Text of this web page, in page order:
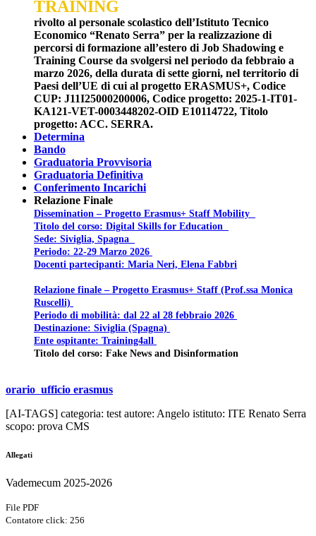
TRAINING
rivolto al personale scolastico dell’Istituto Tecnico
Economico “Renato Serra” per la realizzazione di
percorsi di formazione all’estero di Job Shadowing e
Training Course da svolgersi nel periodo da febbraio a
marzo 2026, della durata di sette giorni, nel territorio di
Paesi dell’UE di cui al progetto ERASMUS+, Codice
CUP: J11I25000200006, Codice progetto: 2025-1-IT01-
KA121-VET-0003448202-OID E10114722, Titolo
progetto: ACC. SERRA.
Determina
Bando
Graduatoria Provvisoria
Graduatoria Definitiva
Conferimento Incarichi
Relazione Finale
Dissemination – Progetto Erasmus+ Staff Mobility
Titolo del corso: Digital Skills for Education
Sede: Siviglia, Spagna
Periodo: 22-29 Marzo 2026
Docenti partecipanti: Maria Neri, Elena Fabbri
Relazione finale – Progetto Erasmus+ Staff (Prof.ssa Monica
Ruscelli)
Periodo di mobilità: dal 22 al 28 febbraio 2026
Destinazione: Siviglia (Spagna)
Ente ospitante: Training4all
Titolo del corso: Fake News and Disinformation
orario ufficio erasmus
[AI‑TAGS] categoria: test autore: Angelo istituto: ITE Renato Serra
scopo: prova CMS
Allegati
Vademecum 2025-2026
File PDF
Contatore click: 256